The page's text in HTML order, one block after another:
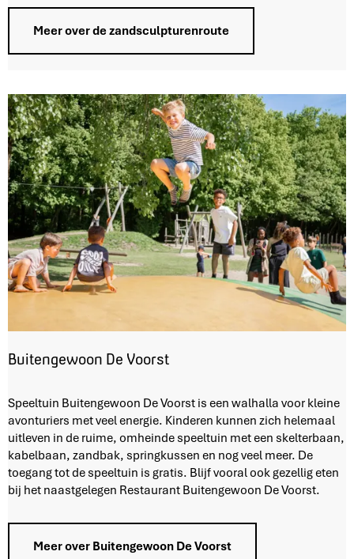
u
r
e
n
Meer over de zandsculpturenroute
Buitengewoon De Voorst
B
u
i
t
e
n
e
Speeltuin Buitengewoon De Voorst is een walhalla voor kleine
avonturiers met veel energie. Kinderen kunnen zich helemaal
uitleven in de ruime, omheinde speeltuin met een skelterbaan,
kabelbaan, zandbak, springkussen en nog veel meer. De
toegang tot de speeltuin is gratis. Blijf vooral ook gezellig eten
bij het naastgelegen Restaurant Buitengewoon De Voorst.
Meer over Buitengewoon De Voorst